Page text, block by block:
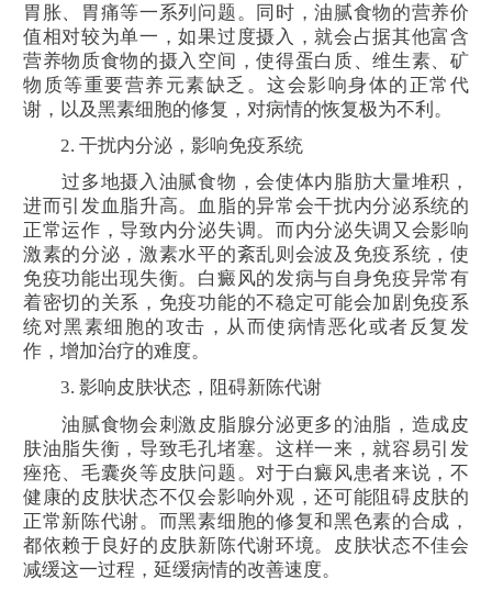
胃胀、胃痛等一系列问题。同时，油腻食物的营养价
值相对较为单一，如果过度摄入，就会占据其他富含
营养物质食物的摄入空间，使得蛋白质、维生素、矿
物质等重要营养元素缺乏。这会影响身体的正常代
谢，以及黑素细胞的修复，对病情的恢复极为不利。
2. 干扰内分泌，影响免疫系统
过多地摄入油腻食物，会使体内脂肪大量堆积，
进而引发血脂升高。血脂的异常会干扰内分泌系统的
正常运作，导致内分泌失调。而内分泌失调又会影响
激素的分泌，激素水平的紊乱则会波及免疫系统，使
免疫功能出现失衡。白癜风的发病与自身免疫异常有
着密切的关系，免疫功能的不稳定可能会加剧免疫系
统对黑素细胞的攻击，从而使病情恶化或者反复发
作，增加治疗的难度。
3. 影响皮肤状态，阻碍新陈代谢
油腻食物会刺激皮脂腺分泌更多的油脂，造成皮
肤油脂失衡，导致毛孔堵塞。这样一来，就容易引发
痤疮、毛囊炎等皮肤问题。对于白癜风患者来说，不
健康的皮肤状态不仅会影响外观，还可能阻碍皮肤的
正常新陈代谢。而黑素细胞的修复和黑色素的合成，
都依赖于良好的皮肤新陈代谢环境。皮肤状态不佳会
减缓这一过程，延缓病情的改善速度。